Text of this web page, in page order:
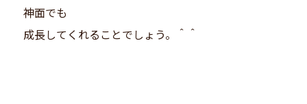
神面でも
成長してくれることでしょう。＾＾